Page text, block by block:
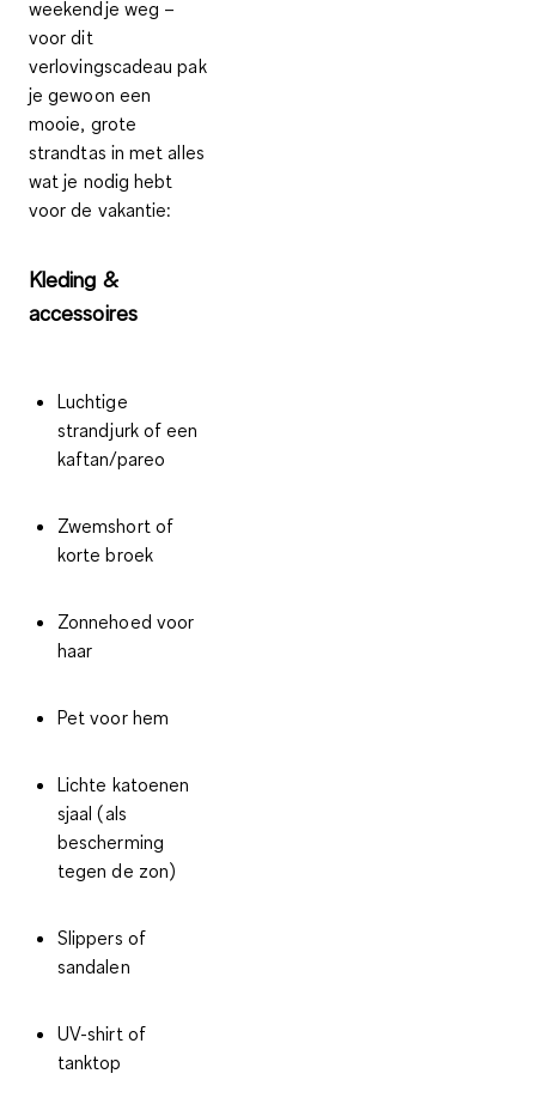
weekendje weg –
voor dit
verlovingscadeau pak
je gewoon een
mooie, grote
strandtas in met alles
wat je nodig hebt
voor de vakantie:
Kleding &
accessoires
Luchtige
strandjurk of een
kaftan/pareo
Zwemshort of
korte broek
Zonnehoed voor
haar
Pet voor hem
Lichte katoenen
sjaal (als
bescherming
tegen de zon)
Slippers of
sandalen
UV-shirt of
tanktop